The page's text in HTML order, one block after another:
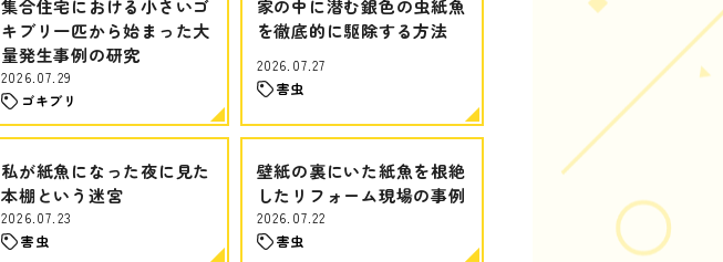
集合住宅における小さいゴ
キブリ一匹から始まった大
量発生事例の研究
2026.07.29
ゴキブリ
家の中に潜む銀色の虫紙魚
を徹底的に駆除する方法
2026.07.27
害虫
私が紙魚になった夜に見た
本棚という迷宮
2026.07.23
害虫
壁紙の裏にいた紙魚を根絶
したリフォーム現場の事例
2026.07.22
害虫